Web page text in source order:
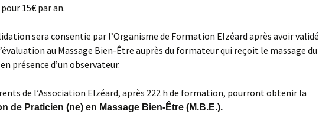
pour 15€ par an.
sera consentie par l’Organisme de Formation Elzéard après avoir validé
au Massage Bien-Être auprès du formateur qui reçoit le massage du
présence d’un observateur.
de l’Association Elzéard, après 222 h de formation, pourront obtenir la
de Praticien (ne) en Massage Bien-Être (M.B.E.).